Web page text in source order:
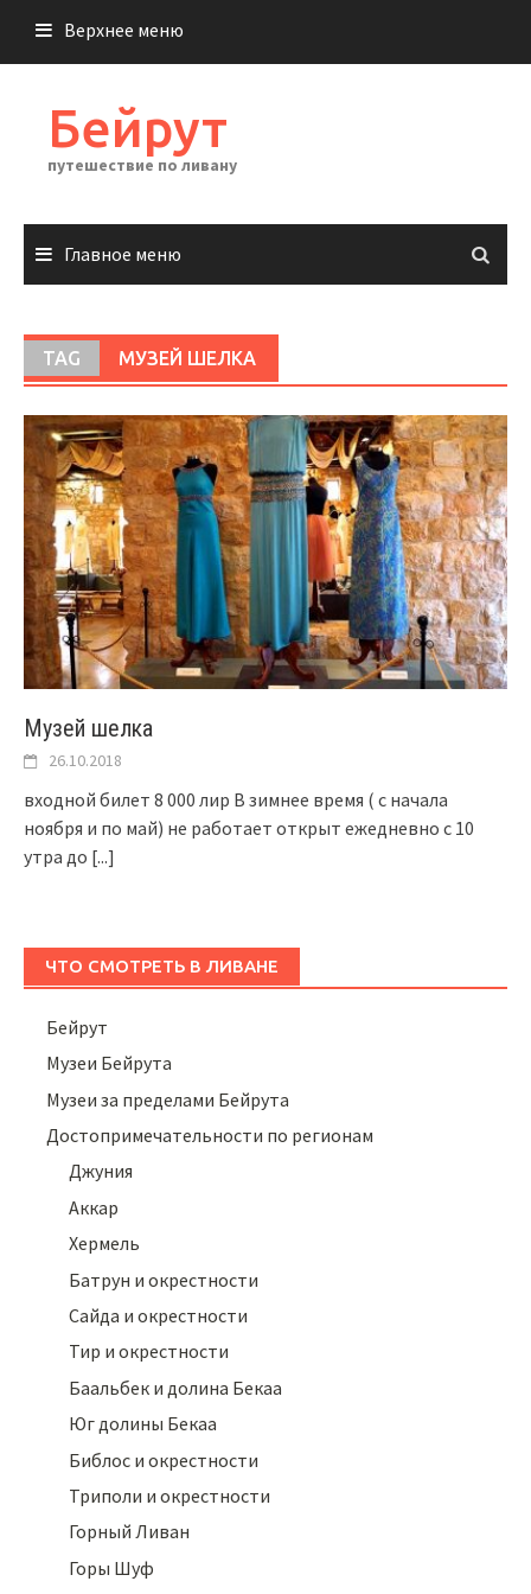
содержимому
Верхнее меню
Бейрут
путешествие по ливану
Главное меню
TAG МУЗЕЙ ШЕЛКА
Музей шелка
26.10.2018
входной билет 8 000 лир В зимнее время ( с начала
ноября и по май) не работает открыт ежедневно с 10
утра до [...]
ЧТО СМОТРЕТЬ В ЛИВАНЕ
Бейрут
Музеи Бейрута
Музеи за пределами Бейрута
Достопримечательности по регионам
Джуния
Аккар
Хермель
Батрун и окрестности
Сайда и окрестности
Тир и окрестности
Баальбек и долина Бекаа
Юг долины Бекаа
Библос и окрестности
Триполи и окрестности
Горный Ливан
Горы Шуф